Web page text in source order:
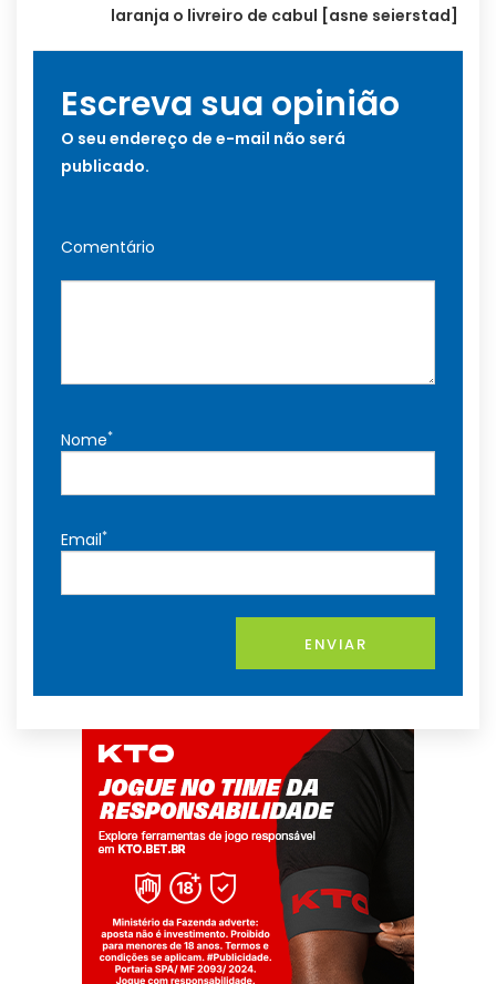
laranja o livreiro de cabul [asne seierstad]
Escreva sua opinião
O seu endereço de e-mail não será
publicado.
Comentário
Nome*
Email*
ENVIAR